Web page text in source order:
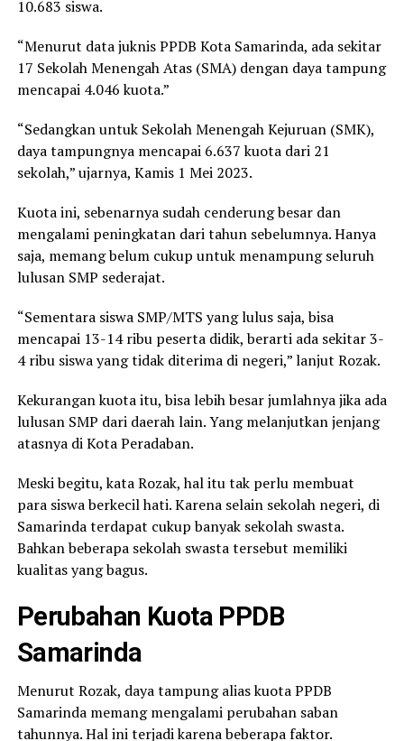
10.683 siswa.
“Menurut data juknis PPDB Kota Samarinda, ada sekitar
17 Sekolah Menengah Atas (SMA) dengan daya tampung
mencapai 4.046 kuota.”
“Sedangkan untuk Sekolah Menengah Kejuruan (SMK),
daya tampungnya mencapai 6.637 kuota dari 21
sekolah,” ujarnya, Kamis 1 Mei 2023.
Kuota ini, sebenarnya sudah cenderung besar dan
mengalami peningkatan dari tahun sebelumnya. Hanya
saja, memang belum cukup untuk menampung seluruh
lulusan SMP sederajat.
“Sementara siswa SMP/MTS yang lulus saja, bisa
mencapai 13-14 ribu peserta didik, berarti ada sekitar 3-
4 ribu siswa yang tidak diterima di negeri,” lanjut Rozak.
Kekurangan kuota itu, bisa lebih besar jumlahnya jika ada
lulusan SMP dari daerah lain. Yang melanjutkan jenjang
atasnya di Kota Peradaban.
Meski begitu, kata Rozak, hal itu tak perlu membuat
para siswa berkecil hati. Karena selain sekolah negeri, di
Samarinda terdapat cukup banyak sekolah swasta.
Bahkan beberapa sekolah swasta tersebut memiliki
kualitas yang bagus.
Perubahan Kuota PPDB
Samarinda
Menurut Rozak, daya tampung alias kuota PPDB
Samarinda memang mengalami perubahan saban
tahunnya. Hal ini terjadi karena beberapa faktor.